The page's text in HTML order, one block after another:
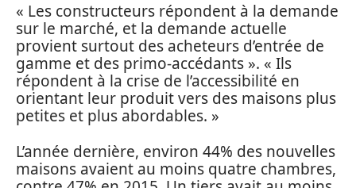
« Les constructeurs répondent à la demande
sur le marché, et la demande actuelle
provient surtout des acheteurs d’entrée de
gamme et des primo-accédants ». « Ils
répondent à la crise de l’accessibilité en
orientant leur produit vers des maisons plus
petites et plus abordables. »
L’année dernière, environ 44% des nouvelles
maisons avaient au moins quatre chambres,